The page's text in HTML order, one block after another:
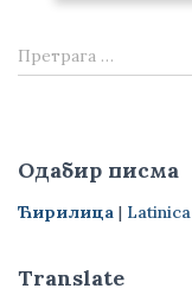
П
р
а
г
а
Претрага …
Одабир писма
Ћирилица | Latinica
Translate